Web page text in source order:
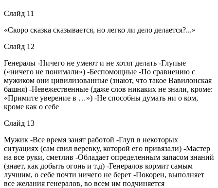
Слайд 11
«Скоро сказка сказывается, но легко ли дело делается?...»
Слайд 12
Генералы -Ничего не умеют и не хотят делать -Глупые
(«ничего не понимали») -Беспомощные -По сравнению с
мужиком они цивилизованные (знают, что такое Вавилонская
башня) -Невежественные (даже слов никаких не знали, кроме:
«Примите уверение в …») -Не способны думать ни о ком,
кроме как о себе
Слайд 13
Мужик -Все время занят работой -Глуп в некоторых
ситуациях (сам свил веревку, которой его привязали) -Мастер
на все руки, сметлив -Обладает определенным запасом знаний
(знает, как добыть огонь и т.д) -Генералов кормит самым
лучшим, о себе почти ничего не берет -Покорен, выполняет
все желания генералов, во всем им подчиняется